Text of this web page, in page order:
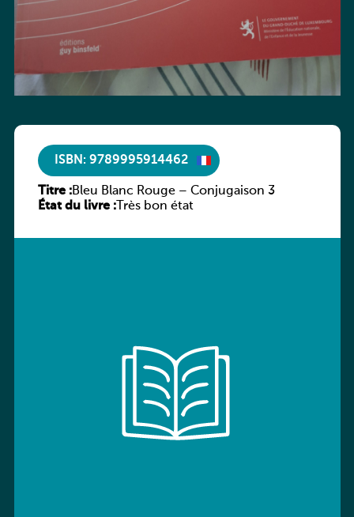
ISBN: 9789995914462
Titre :Bleu Blanc Rouge – Conjugaison 3
État du livre :Très bon état